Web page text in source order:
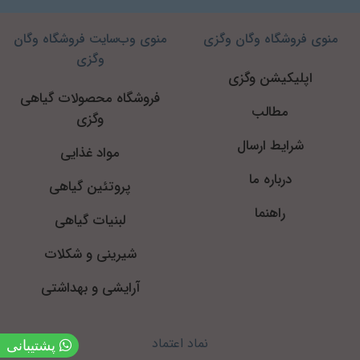
منوی فروشگاه وگان وگزی
اپلیکیشن وگزی
مطالب
شرایط ارسال
درباره ما
راهنما
منوی وب‌سایت فروشگاه وگان
وگزی
فروشگاه محصولات گیاهی
وگزی
مواد غذایی
پروتئین گیاهی
لبنیات گیاهی
شیرینی و شکلات
آرایشی و بهداشتی
نماد اعتماد پشتیبانی